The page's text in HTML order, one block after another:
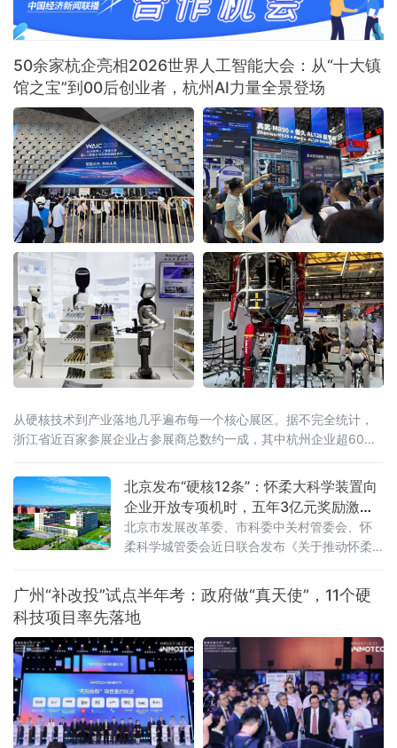
50余家杭企亮相2026世界人工智能大会：从“十大镇
馆之宝”到00后创业者，杭州AI力量全景登场
从硬核技术到产业落地几乎遍布每一个核心展区。据不完全统计，
浙江省近百家参展企业占参展商总数约一成，其中杭州企业超60
北京发布“硬核12条”：怀柔大科学装置向
企业开放专项机时，五年3亿元奖励激
活“国之重器”
北京市发展改革委、市科委中关村管委会、怀
柔科学城管委会近日联合发布《关于推动怀柔
措施》（以下简称《措施》），从优化组织建
设模式、支持开展重大科研任务、健全开放运
行机制、支持科技成果转化落地等四个方面推
出12条举措。这是怀柔综合性国家科学中心进
入“运行为主”新阶段后，北京首次系统出台针对
重大科技基础设施集群的全链条管理运行政策
广州“补改投”试点半年考：政府做“真天使”，11个硬
科技项目率先落地